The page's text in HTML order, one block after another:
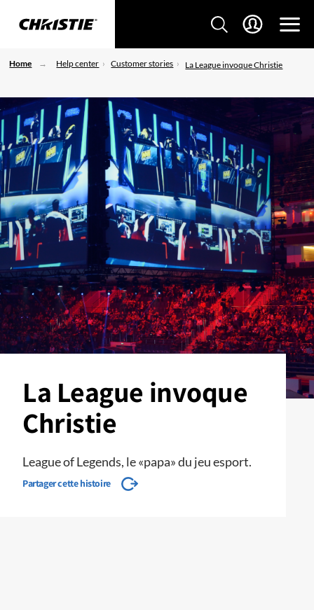
Home Help center Customer stories La League invoque Christie
La League invoque
Christie
League of Legends, le «papa» du jeu esport.
Partager cette histoire